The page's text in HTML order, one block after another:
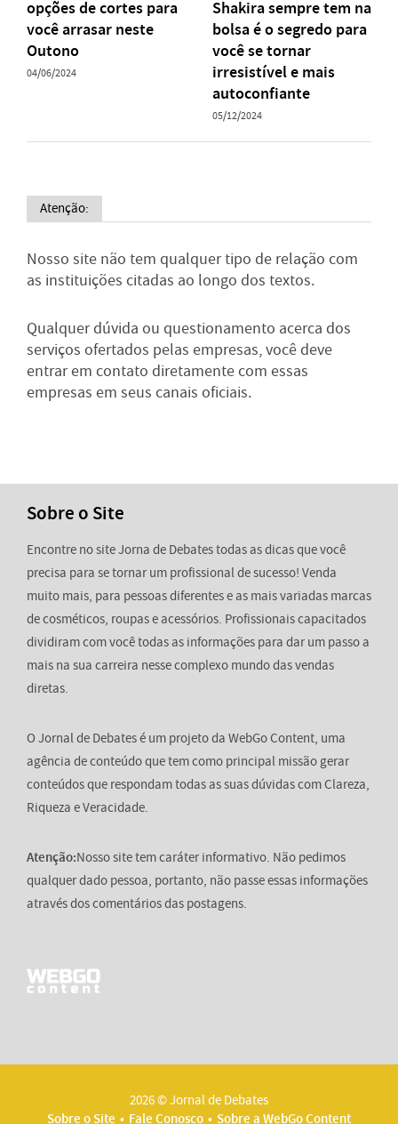
opções de cortes para
você arrasar neste
Outono
04/06/2024
Shakira sempre tem na
bolsa é o segredo para
você se tornar
irresistível e mais
autoconfiante
05/12/2024
Atenção:
Nosso site não tem qualquer tipo de relação com
as instituições citadas ao longo dos textos.
Qualquer dúvida ou questionamento acerca dos
serviços ofertados pelas empresas, você deve
entrar em contato diretamente com essas
empresas em seus canais oficiais.
Sobre o Site
Encontre no site Jorna de Debates todas as dicas que você
precisa para se tornar um profissional de sucesso! Venda
muito mais, para pessoas diferentes e as mais variadas marcas
de cosméticos, roupas e acessórios. Profissionais capacitados
dividiram com você todas as informações para dar um passo a
mais na sua carreira nesse complexo mundo das vendas
diretas.
O Jornal de Debates é um projeto da WebGo Content, uma
agência de conteúdo que tem como principal missão gerar
conteúdos que respondam todas as suas dúvidas com Clareza,
Riqueza e Veracidade.
Atenção:Nosso site tem caráter informativo. Não pedimos
qualquer dado pessoa, portanto, não passe essas informações
através dos comentários das postagens.
2026 © Jornal de Debates
Sobre o Site
Fale Conosco Sobre a WebGo Content